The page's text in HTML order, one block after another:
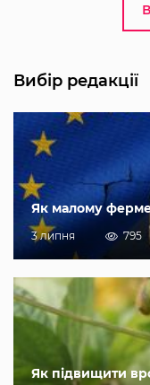
Вибір редакції
Як малому
3 липня 795
Як підвищити